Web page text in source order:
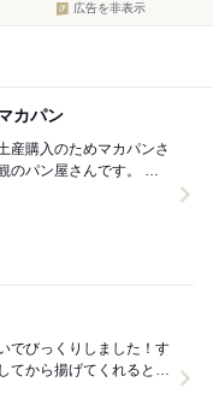
広告を非表示
カパン
産購入のためマカパンさ
パン屋さんです。 ち
でびっくりしました！す
てから揚げてくれるとの